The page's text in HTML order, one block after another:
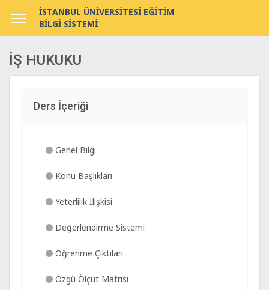
İSTANBUL ÜNİVERSİTESİ EĞİTİM
BİLGİ SİSTEMİ
İŞ HUKUKU
Ders İçeriği
Genel Bilgi
Konu Başlıkları
Yeterlilik İlişkisi
Değerlendirme Sistemi
Öğrenme Çıktıları
Özgü Ölçüt Matrisi